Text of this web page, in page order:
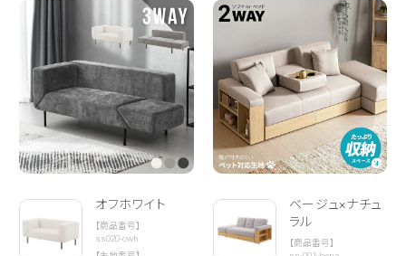
オフホワイト
【商品番号】
ss020-owh
ベージュ×ナチュ
ラル
【商品番号】